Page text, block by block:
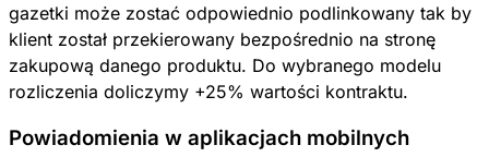
gazetki może zostać odpowiednio podlinkowany tak by
klient został przekierowany bezpośrednio na stronę
zakupową danego produktu. Do wybranego modelu
rozliczenia doliczymy +25% wartości kontraktu.
Powiadomienia w aplikacjach mobilnych